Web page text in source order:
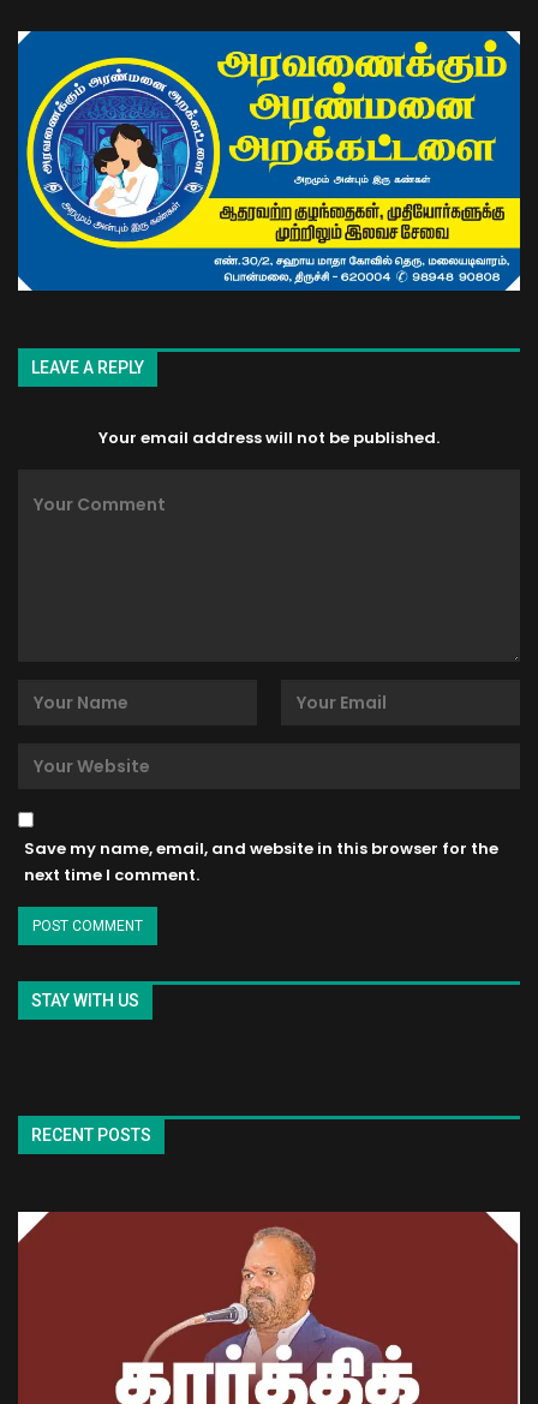
LEAVE A REPLY
Your email address will not be published.
Save my name, email, and website in this browser for the
next time I comment.
STAY WITH US
RECENT POSTS